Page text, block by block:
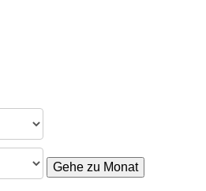
Gehe zu Monat